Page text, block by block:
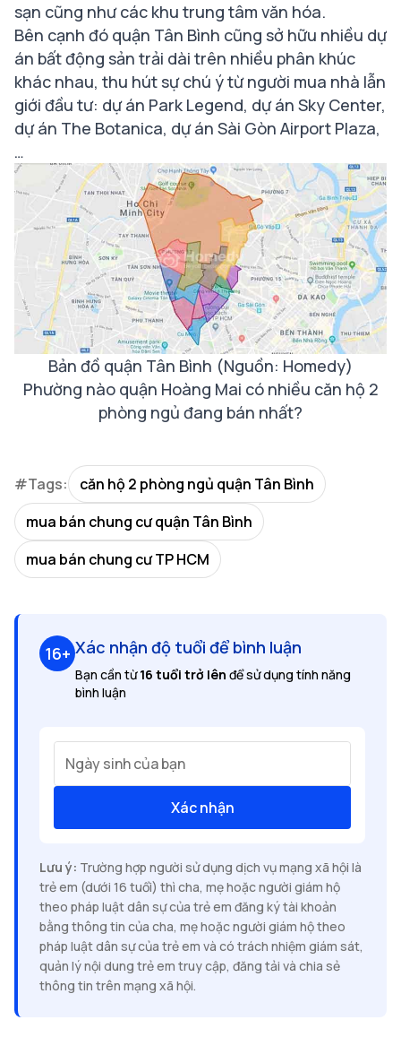
sạn cũng như các khu trung tâm văn hóa.
Bên cạnh đó quận Tân Bình cũng sở hữu nhiều dự
án bất động sản trải dài trên nhiều phân khúc
khác nhau, thu hút sự chú ý từ người mua nhà lẫn
giới đầu tư: dự án Park Legend, dự án Sky Center,
dự án The Botanica, dự án Sài Gòn Airport Plaza,
…
Bản đồ quận Tân Bình (Nguồn: Homedy)
Phường nào quận Hoàng Mai có nhiều căn hộ 2
phòng ngủ đang bán nhất?
#Tags:
căn hộ 2 phòng ngủ quận Tân Bình
mua bán chung cư quận Tân Bình
mua bán chung cư TP HCM
16+ Xác nhận độ tuổi để bình luận
Bạn cần từ16 tuổi trở lên để sử dụng tính năng
bình luận
Ngày sinh của bạn
Xác nhận
Lưu ý: Trường hợp người sử dụng dịch vụ mạng xã hội là
trẻ em (dưới 16 tuổi) thì cha, mẹ hoặc người giám hộ
theo pháp luật dân sự của trẻ em đăng ký tài khoản
bằng thông tin của cha, mẹ hoặc người giám hộ theo
pháp luật dân sự của trẻ em và có trách nhiệm giám sát,
quản lý nội dung trẻ em truy cập, đăng tải và chia sẻ
thông tin trên mạng xã hội.